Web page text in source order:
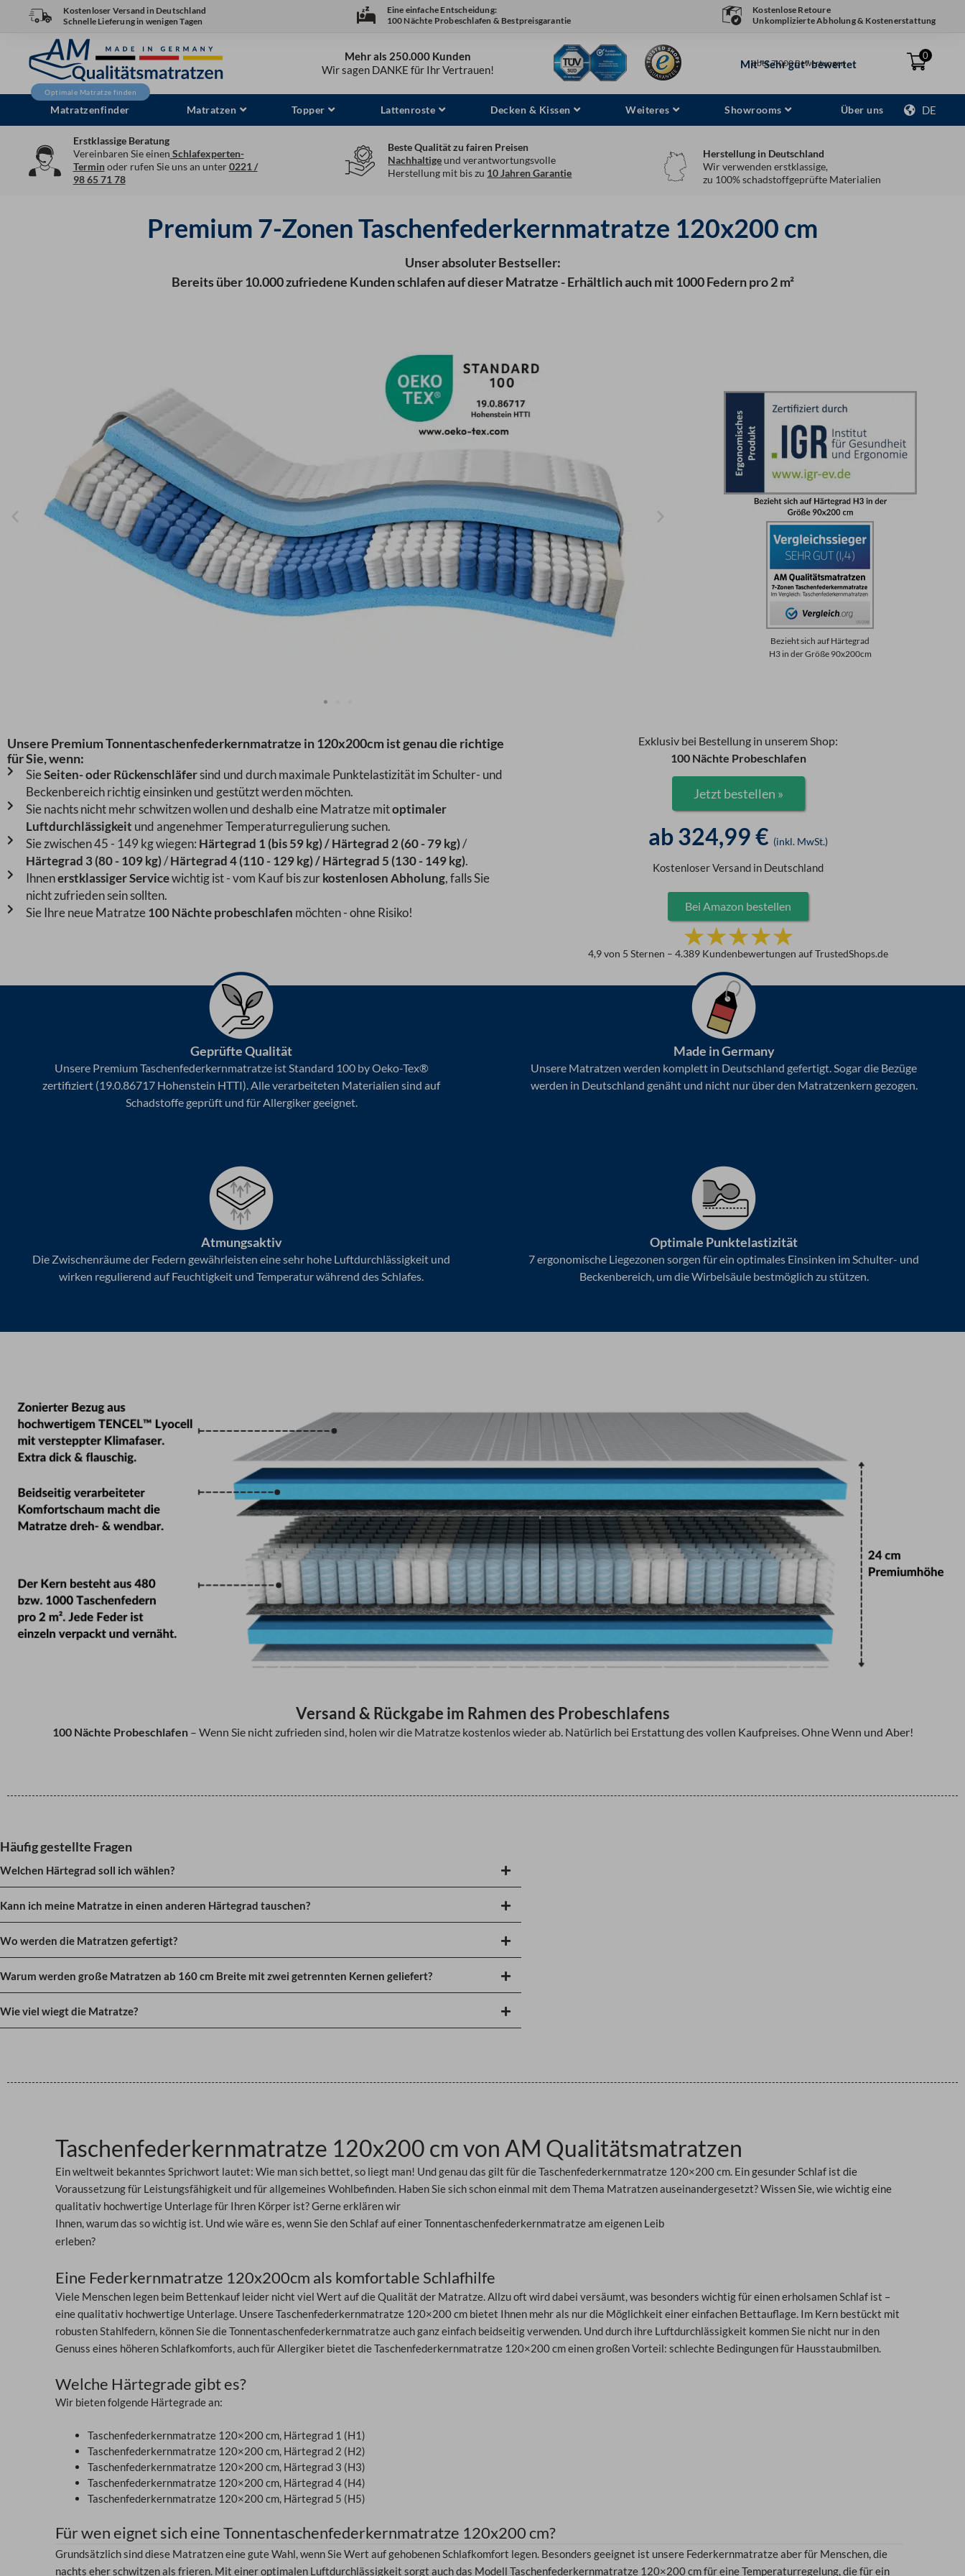
Kostenloser Versand in Deutschland
Schnelle Lieferung in wenigen Tagen
Eine einfache Entscheidung:
100 Nächte Probeschlafen & Bestpreisgarantie
Kostenlose Retoure
Unkomplizierte Abholung & Kostenerstattung
Mehr als 250.000 Kunden
Wir sagen DANKE für Ihr Vertrauen!
Mit "Sehr gut" bewertet
über 7.000 Bewertungen
0
Matratzenfinder Matratzen Topper Lattenroste Decken & Kissen Weiteres Showrooms Über uns DE
Erstklassige Beratung
Vereinbaren Sie einen Schlafexperten-
Terminoder rufen Sie uns an unter0221 /
98 65 71 78
Beste Qualität zu fairen Preisen
Nachhaltige und verantwortungsvolle
Herstellung mit bis zu 10 Jahren Garantie
Herstellung in Deutschland
Wir verwenden erstklassige,
zu 100% schadstoffgeprüfte Materialien
Premium 7-Zonen Taschenfederkernmatratze 120x200 cm
Unser absoluter Bestseller:
Bereits über 10.000 zufriedene Kunden schlafen auf dieser Matratze - Erhältlich auch mit 1000 Federn pro 2 m²
Bezieht sich auf Härtegrad
H3 in der Größe 90x200cm
Unsere Premium Tonnentaschenfederkernmatratze in 120x200cm ist genau die richtige
für Sie, wenn:
SieSeiten- oder Rückenschläfersind und durch maximale Punktelastizität im Schulter- und
Beckenbereich richtig einsinken und gestützt werden möchten.
Sie nachts nicht mehr schwitzen wollen und deshalb eine Matratze mitoptimaler
Luftdurchlässigkeit und angenehmer Temperaturregulierung suchen.
Sie zwischen 45 - 149 kg wiegen: Härtegrad 1 (bis 59 kg) / Härtegrad 2 (60 - 79 kg)/
Härtegrad 3 (80 - 109 kg)/Härtegrad 4 (110 - 129 kg) / Härtegrad 5 (130 - 149 kg).
Ihnenerstklassiger Servicewichtig ist - vom Kauf bis zurkostenlosen Abholung, falls Sie
nicht zufrieden sein sollten.
Sie Ihre neue Matratze100 Nächte probeschlafen möchten - ohne Risiko!
Exklusiv bei Bestellung in unserem Shop:
100 Nächte Probeschlafen
Jetzt bestellen »
ab324,99€ (inkl. MwSt.)
Kostenloser Versand in Deutschland
Bei Amazon bestellen
☆☆☆☆☆
e
e
m
i
4,9 von 5 Sternen – 4.389 Kundenbewertungen auf TrustedShops.de
Geprüfte Qualität
Unsere Premium Taschenfederkernmatratze ist Standard 100 by Oeko-Tex®
zertifiziert (19.0.86717 Hohenstein HTTI). Alle verarbeiteten Materialien sind auf
Schadstoffe geprüft und für Allergiker geeignet.
Made in Germany
Unsere Matratzen werden komplett in Deutschland gefertigt. Sogar die Bezüge
werden in Deutschland genäht und nicht nur über den Matratzenkern gezogen.
Atmungsaktiv
Die Zwischenräume der Federn gewährleisten eine sehr hohe Luftdurchlässigkeit und
wirken regulierend auf Feuchtigkeit und Temperatur während des Schlafes.
Optimale Punktelastizität
7 ergonomische Liegezonen sorgen für ein optimales Einsinken im Schulter- und
Beckenbereich, um die Wirbelsäule bestmöglich zu stützen.
Versand & Rückgabe im Rahmen des Probeschlafens
100 Nächte Probeschlafen– Wenn Sie nicht zufrieden sind, holen wir die Matratze kostenlos wieder ab. Natürlich bei Erstattung des vollen Kaufpreises. Ohne Wenn und Aber!
Häufig gestellte Fragen
Welchen Härtegrad soll ich wählen?
Kann ich meine Matratze in einen anderen Härtegrad tauschen?
Wo werden die Matratzen gefertigt?
Warum werden große Matratzen ab 160 cm Breite mit zwei getrennten Kernen geliefert?
Wie viel wiegt die Matratze?
Taschenfederkernmatratze 120x200 cm von AM Qualitätsmatratzen
Ein weltweit bekanntes Sprichwort lautet: Wie man sich bettet, so liegt man! Und genau das gilt für die Taschenfederkernmatratze 120×200 cm. Ein gesunder Schlaf ist die
Voraussetzung für Leistungsfähigkeit und für allgemeines Wohlbefinden. Haben Sie sich schon einmal mit dem Thema Matratzen auseinandergesetzt? Wissen Sie, wie wichtig eine
qualitativ hochwertige Unterlage für Ihren Körper ist?Gerne erklären wir
Ihnen, warum das so wichtig ist. Und wie wäre es, wenn Sie den Schlaf auf einerTonnentaschenfederkernmatratze am eigenen Leib
erleben?
Eine Federkernmatratze 120x200cm als komfortable Schlafhilfe
Viele Menschen legen beim Bettenkauf leider nicht viel Wert auf die Qualität der Matratze. Allzu oft wird dabei versäumt, was besonders wichtig für einen erholsamen Schlaf ist –
eine qualitativ hochwertige Unterlage. Unsere Taschenfederkernmatratze 120×200 cm bietet Ihnen mehr als nur die Möglichkeit einer einfachen Bettauflage. Im Kern bestückt mit
robusten Stahlfedern, können Sie die Tonnentaschenfederkernmatratze auch ganz einfach beidseitig verwenden. Und durch ihre Luftdurchlässigkeit kommen Sie nicht nur in den
Genuss eines höheren Schlafkomforts, auch für Allergiker bietet die Taschenfederkernmatratze 120×200 cm einen großen Vorteil: schlechte Bedingungen für Hausstaubmilben.
Welche Härtegrade gibt es?
Wir bieten folgende Härtegrade an:
Taschenfederkernmatratze 120×200 cm, Härtegrad 1 (H1)
Taschenfederkernmatratze 120×200 cm, Härtegrad 2 (H2)
Taschenfederkernmatratze 120×200 cm, Härtegrad 3 (H3)
Taschenfederkernmatratze 120×200 cm, Härtegrad 4 (H4)
Taschenfederkernmatratze 120×200 cm, Härtegrad 5 (H5)
Für wen eignet sich eine Tonnentaschenfederkernmatratze 120x200 cm?
Grundsätzlich sind diese Matratzen eine gute Wahl, wenn Sie Wert auf gehobenen Schlafkomfort legen. Besonders geeignet ist unsere Federkernmatratze aber für Menschen, die
nachts eher schwitzen als frieren. Mit einer optimalen Luftdurchlässigkeit sorgt auch das Modell Taschenfederkernmatratze 120×200 cm für eine Temperaturregelung, die für ein